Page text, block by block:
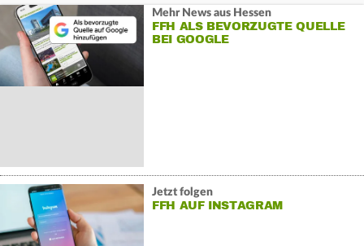
Mehr News aus Hessen
FFH ALS BEVORZUGTE QUELLE
BEI GOOGLE
Jetzt folgen
FFH AUF INSTAGRAM